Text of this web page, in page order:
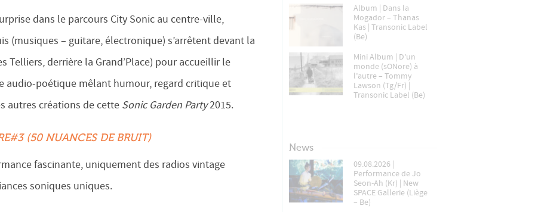
dans le parcours City Sonic au centre-ville,
(musiques – guitare, électronique) s’arrêtent devant la
Telliers, derrière la Grand’Place) pour accueillir le
audio-poétique mêlant humour, regard critique et
autres créations de cette Sonic Garden Party2015.
(50 NUANCES DE BRUIT)
fascinante, uniquement des radios vintage
soniques uniques.
Album | Dans la
Mogador – Thanas
Kas | Transonic Label
(Be)
Mini Album | D’un
monde (sONore) à
l’autre – Tommy
Lawson (Tg/Fr) |
Transonic Label (Be)
News
09.08.2026 |
Performance de Jo
Seon-Ah (Kr) | New
SPACE Gallerie (Liège
– Be)